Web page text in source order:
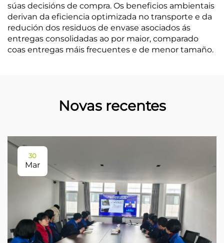
súas decisións de compra. Os beneficios ambientais
derivan da eficiencia optimizada no transporte e da
redución dos residuos de envase asociados ás
entregas consolidadas ao por maior, comparado
coas entregas máis frecuentes e de menor tamaño.
Novas recentes
30
Mar